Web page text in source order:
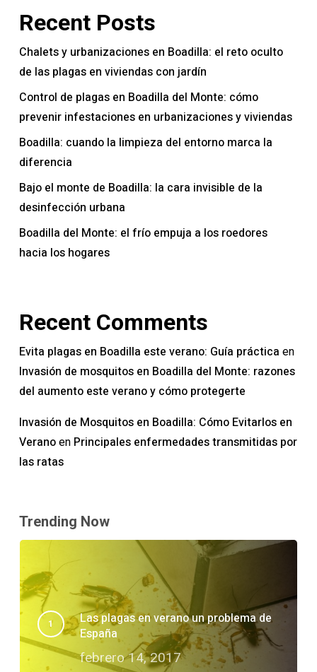
Recent Posts
Chalets y urbanizaciones en Boadilla: el reto oculto
de las plagas en viviendas con jardín
Control de plagas en Boadilla del Monte: cómo
prevenir infestaciones en urbanizaciones y viviendas
Boadilla: cuando la limpieza del entorno marca la
diferencia
Bajo el monte de Boadilla: la cara invisible de la
desinfección urbana
Boadilla del Monte: el frío empuja a los roedores
hacia los hogares
Recent Comments
Evita plagas en Boadilla este verano: Guía práctica en
Invasión de mosquitos en Boadilla del Monte: razones
del aumento este verano y cómo protegerte
Invasión de Mosquitos en Boadilla: Cómo Evitarlos en
Veranoen Principales enfermedades transmitidas por
las ratas
Trending Now
Las plagas en verano un problema de
España
febrero 14, 2017